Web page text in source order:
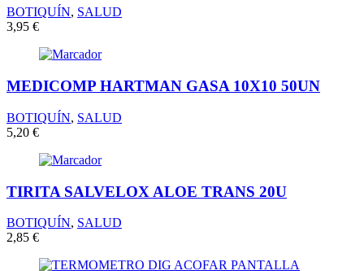
BOTIQUÍN, SALUD
3,95 €
MEDICOMP HARTMAN GASA 10X10 50UN
BOTIQUÍN, SALUD
5,20 €
TIRITA SALVELOX ALOE TRANS 20U
BOTIQUÍN, SALUD
2,85 €